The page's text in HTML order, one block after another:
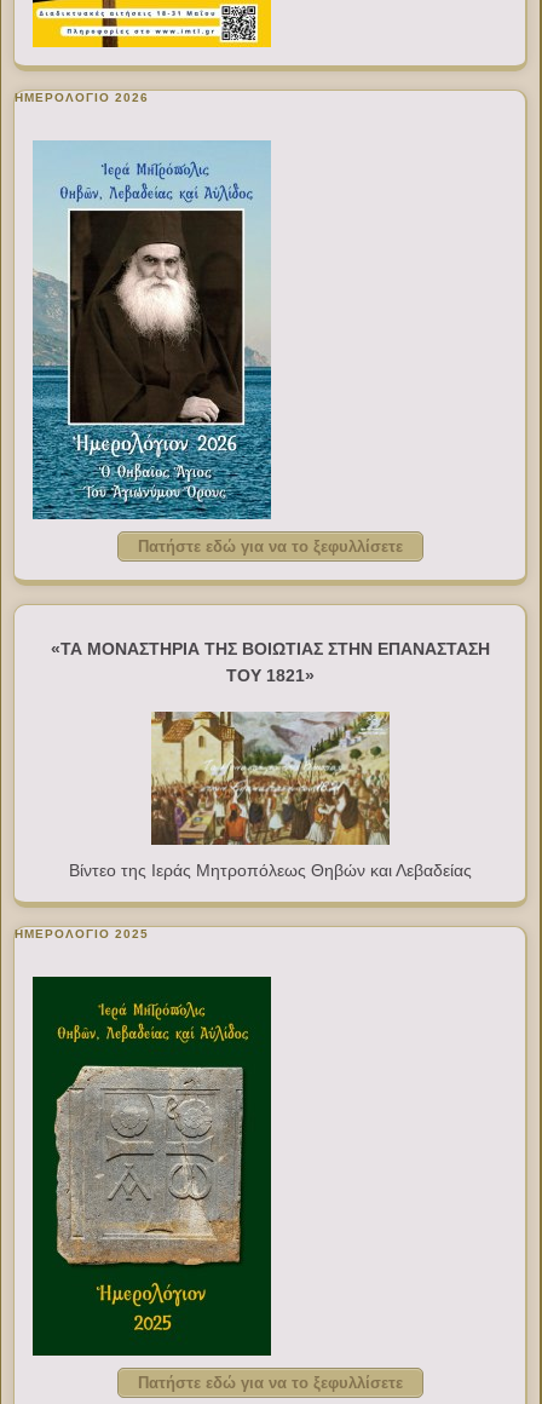
ΗΜΕΡΟΛΟΓΙΟ 2026
Πατήστε εδώ για να το ξεφυλλίσετε
«ΤΑ ΜΟΝΑΣΤΗΡΙΑ ΤΗΣ ΒΟΙΩΤΙΑΣ ΣΤΗΝ ΕΠΑΝΑΣΤΑΣΗ
ΤΟΥ 1821»
Βίντεο της Ιεράς Μητροπόλεως Θηβών και Λεβαδείας
ΗΜΕΡΟΛΟΓΙΟ 2025
Πατήστε εδώ για να το ξεφυλλίσετε